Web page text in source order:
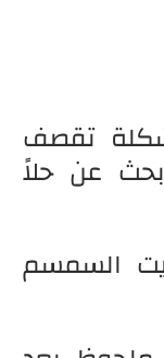
تقصف
عن حلاً
السمسم